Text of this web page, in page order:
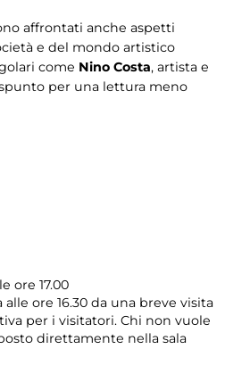
affrontati anche aspetti
e del mondo artistico
come Nino Costa, artista e
per una lettura meno
ore 17.00
ore 16.30 da una breve visita
per i visitatori. Chi non vuole
direttamente nella sala